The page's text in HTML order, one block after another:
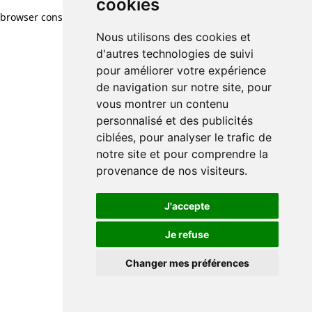
cookies
Nous utilisons des cookies et
d'autres technologies de suivi
pour améliorer votre expérience
de navigation sur notre site, pour
vous montrer un contenu
personnalisé et des publicités
ciblées, pour analyser le trafic de
notre site et pour comprendre la
provenance de nos visiteurs.
J'accepte
Je refuse
Changer mes préférences
browser console for more information)